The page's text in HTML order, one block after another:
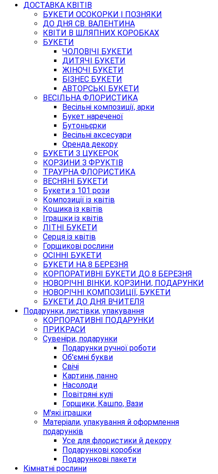
ДОСТАВКА КВІТІВ
БУКЕТИ ОСОКОРКИ | ПОЗНЯКИ
ДО ДНЯ СВ. ВАЛЕНТИНА
КВІТИ В ШЛЯПНИХ КОРОБКАХ
БУКЕТИ
ЧОЛОВІЧІ БУКЕТИ
ДИТЯЧІ БУКЕТИ
ЖІНОЧІ БУКЕТИ
БІЗНЕС БУКЕТИ
АВТОРСЬКІ БУКЕТИ
ВЕСІЛЬНА ФЛОРИСТИКА
Весільні композиції, арки
Букет нареченої
Бутоньєрки
Весільні аксесуари
Оренда декору
БУКЕТИ З ЦУКЕРОК
КОРЗИНИ З ФРУКТІВ
ТРАУРНА ФЛОРИСТИКА
ВЕСНЯНІ БУКЕТИ
Букети з 101 рози
Композиції із квітів
Кошика із квітів
Іграшки із квітів
ЛІТНІ БУКЕТИ
Серця із квітів
Горщикові рослини
ОСІННІ БУКЕТИ
БУКЕТИ НА 8 БЕРЕЗНЯ
КОРПОРАТИВНІ БУКЕТИ ДО 8 БЕРЕЗНЯ
НОВОРІЧНІ ВІНКИ, КОРЗИНИ, ПОДАРУНКИ
НОВОРІЧНІ КОМПОЗИЦІЇ, БУКЕТИ
БУКЕТИ ДО ДНЯ ВЧИТЕЛЯ
Подарунки, листівки, упакування
КОРПОРАТИВНІ ПОДАРУНКИ
ПРИКРАСИ
Сувеніри, подарунки
Подарунки ручної роботи
Об'ємні букви
Свічі
Картини, панно
Насолоди
Повітряні кулі
Горщики, Кашпо, Вази
М'які іграшки
Матеріали, упакування й оформлення
подарунків
Усе для флористики й декору
Подарункові коробки
Подарункові пакети
Кімнатні рослини